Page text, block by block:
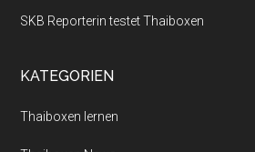
SKB Reporterin testet Thaiboxen
KATEGORIEN
Thaiboxen lernen